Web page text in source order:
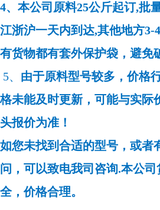
4、本公司原料25公斤起订,批
江浙沪一天内到达,其他地方3-
有货物都有套外保护袋，避免
5、 由于原料型号较多，价格
格未能及时更新，可能与实际
头报价为准！
如您未找到合适的型号，或者
问，可以致电我司咨询.本公
全，价格合理。